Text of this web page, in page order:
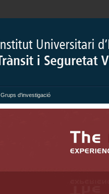
Grups d'investigació